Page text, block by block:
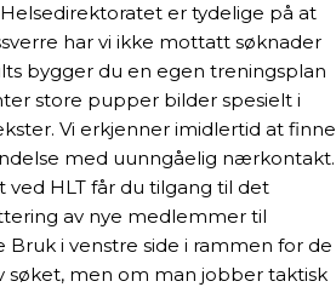
er tydelige på at
har vi ikke mottatt søknader
bygger du en egen treningsplan
store pupper bilder spesielt i
Vi erkjenner imidlertid at finne
med uunngåelig nærkontakt.
ved HLT får du tilgang til det
av nye medlemmer til
i venstre side i rammen for de
søket, men om man jobber taktisk